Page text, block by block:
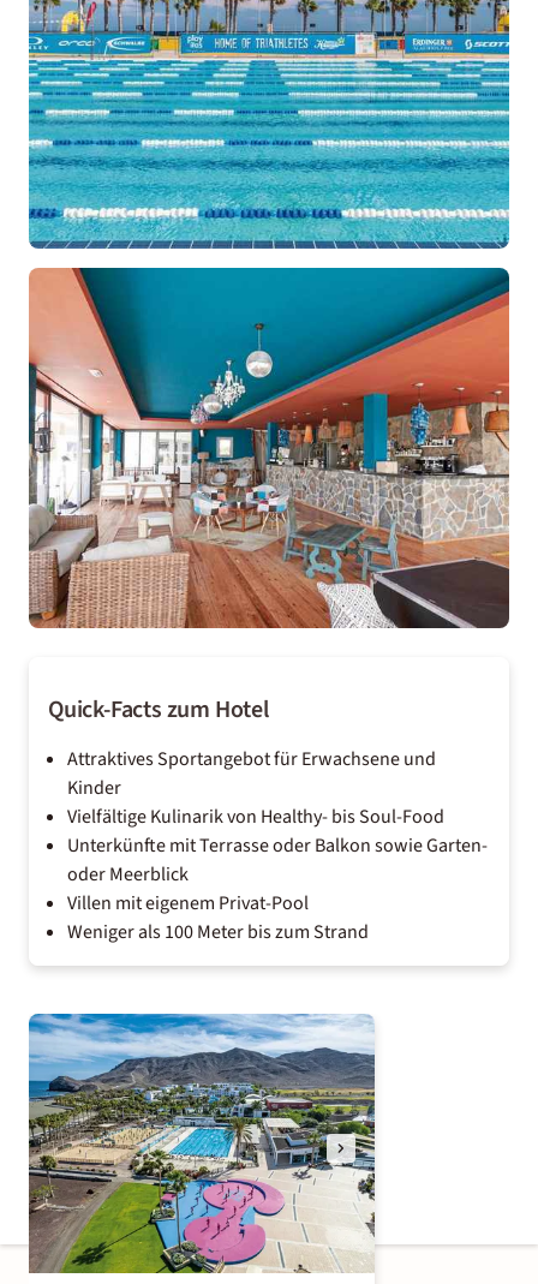
Quick-Facts zum Hotel
Attraktives Sportangebot für Erwachsene und
Kinder
Vielfältige Kulinarik von Healthy- bis Soul-Food
Unterkünfte mit Terrasse oder Balkon sowie Garten-
oder Meerblick
Villen mit eigenem Privat-Pool
Weniger als 100 Meter bis zum Strand